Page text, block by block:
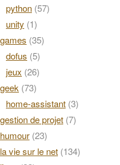
python (57)
unity (1)
games (35)
dofus (5)
jeux (26)
geek (73)
home-assistant (3)
gestion de projet (7)
humour (23)
la vie sur le net (134)